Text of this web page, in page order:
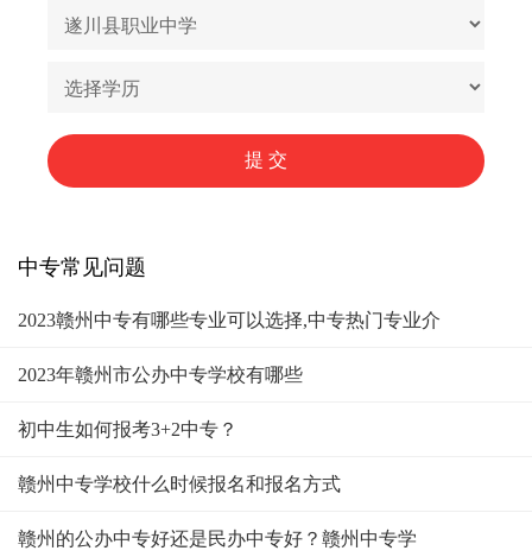
中专常见问题
2023赣州中专有哪些专业可以选择,中专热门专业介
2023年赣州市公办中专学校有哪些
初中生如何报考3+2中专？
赣州中专学校什么时候报名和报名方式
赣州的公办中专好还是民办中专好？赣州中专学